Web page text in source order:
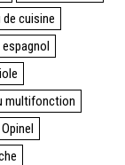
cuisine
multifonction